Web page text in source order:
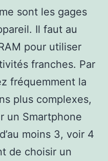
sont les gages
Il faut au
pour utiliser
franches. Par
fréquemment la
plus complexes,
un Smartphone
moins 3, voir 4
de choisir un